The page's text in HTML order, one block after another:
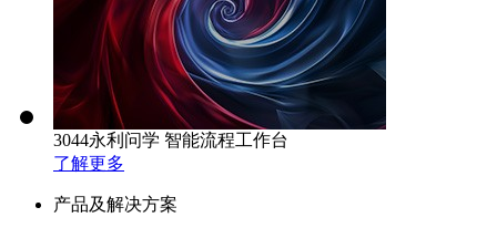
3044永利问学 智能流程工作台
了解更多
产品及解决方案